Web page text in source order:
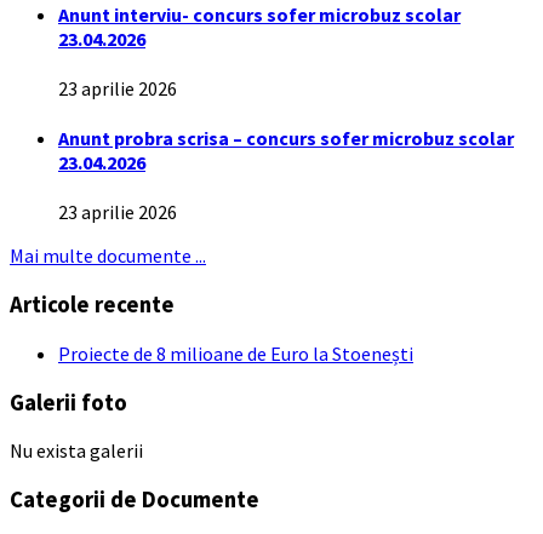
Anunt interviu- concurs sofer microbuz scolar
23.04.2026
23 aprilie 2026
Anunt probra scrisa – concurs sofer microbuz scolar
23.04.2026
23 aprilie 2026
Mai multe documente ...
Articole recente
Proiecte de 8 milioane de Euro la Stoenești
Galerii foto
Nu exista galerii
Categorii de Documente